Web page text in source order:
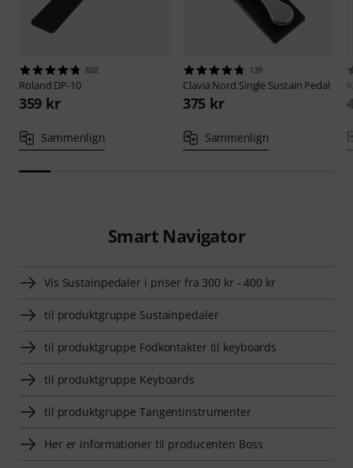
802
Roland DP-10
359 kr
Sammenlign
139
Clavia Nord Single Sustain Pedal
375 kr
Sammenlign
Smart Navigator
Vis Sustainpedaler i priser fra 300 kr - 400 kr
til produktgruppe Sustainpedaler
til produktgruppe Fodkontakter til keyboards
til produktgruppe Keyboards
til produktgruppe Tangentinstrumenter
Her er informationer til producenten Boss